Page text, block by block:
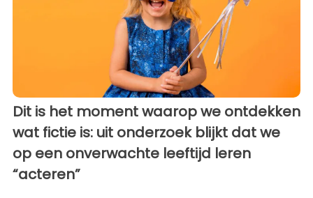
Dit is het moment waarop we ontdekken
wat fictie is: uit onderzoek blijkt dat we
op een onverwachte leeftijd leren
“acteren”